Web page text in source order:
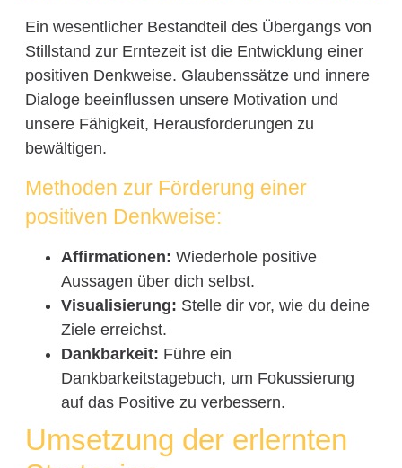
Ein wesentlicher Bestandteil des Übergangs von
Stillstand zur Erntezeit ist die Entwicklung einer
positiven Denkweise. Glaubenssätze und innere
Dialoge beeinflussen unsere Motivation und
unsere Fähigkeit, Herausforderungen zu
bewältigen.
Methoden zur Förderung einer
positiven Denkweise:
Affirmationen: Wiederhole positive
Aussagen über dich selbst.
Visualisierung: Stelle dir vor, wie du deine
Ziele erreichst.
Dankbarkeit: Führe ein
Dankbarkeitstagebuch, um Fokussierung
auf das Positive zu verbessern.
Umsetzung der erlernten